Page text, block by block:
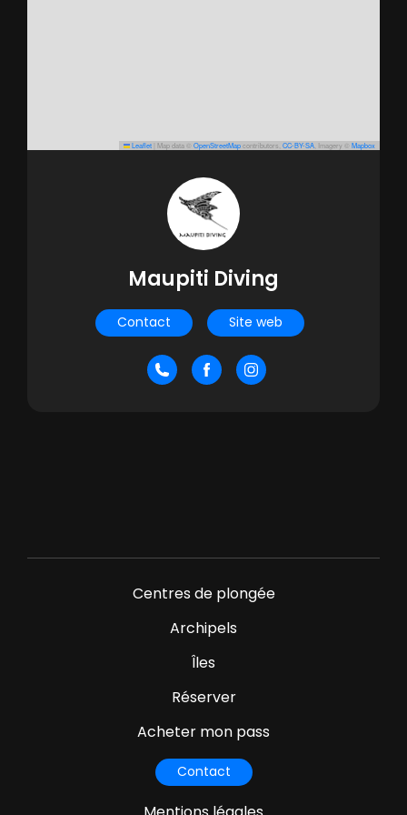
Leaflet Map data © OpenStreetMapcontributors, CC-BY-SA , Imagery © Mapbox
Maupiti Diving
Contact Site web
Centres de plongée
Archipels
Îles
Réserver
Acheter mon pass
Contact